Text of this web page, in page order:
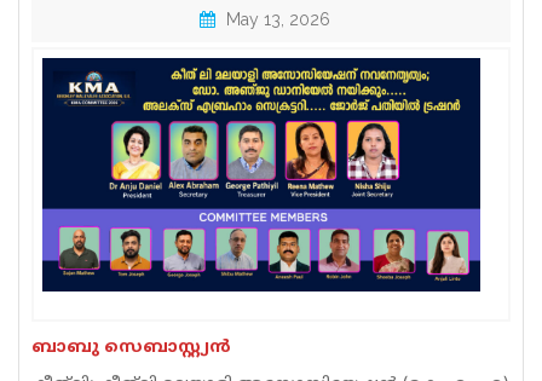
Gallery
May 13, 2026
ബാബു സെബാസ്റ്റ്യൻ